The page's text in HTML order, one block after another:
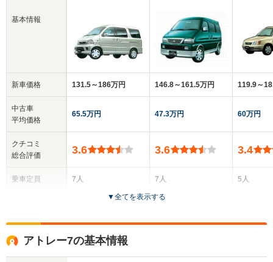
基本情報
新車価格
中古車
平均価格
クチコミ
総合評価
乗車定員
131.5～186万円
65.5万円
3.6
7人
全高
1.81m～1.9m
146.8～161.5万円
47.3万円
3.6
7人
5ドア
119.9～
60万円
3.4
5人
▼全てを表示する
アトレー7の基本情報